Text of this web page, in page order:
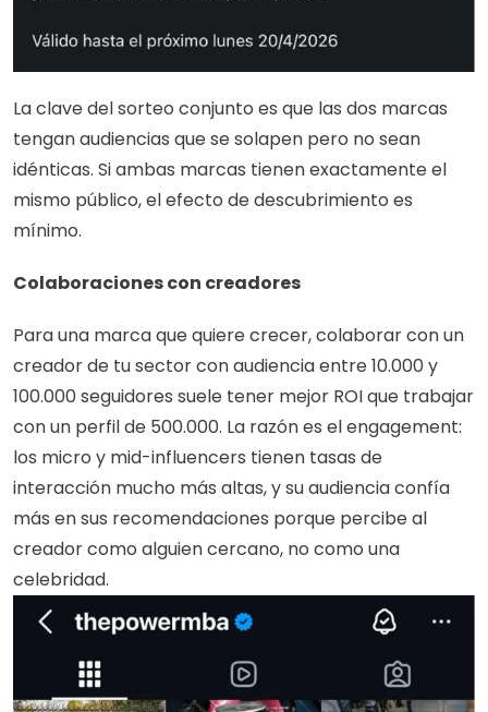
La clave del sorteo conjunto es que las dos marcas
tengan audiencias que se solapen pero no sean
idénticas. Si ambas marcas tienen exactamente el
mismo público, el efecto de descubrimiento es
mínimo.
Colaboraciones con creadores
Para una marca que quiere crecer, colaborar con un
creador de tu sector con audiencia entre 10.000 y
100.000 seguidores suele tener mejor ROI que trabajar
con un perfil de 500.000. La razón es el engagement:
los micro y mid-influencers tienen tasas de
interacción mucho más altas, y su audiencia confía
más en sus recomendaciones porque percibe al
creador como alguien cercano, no como una
celebridad.